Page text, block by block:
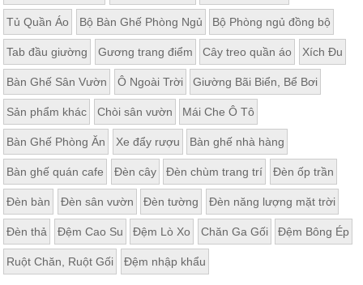
Tủ Quần Áo Bộ Bàn Ghế Phòng Ngủ Bộ Phòng ngủ đồng bộ
Tab đầu giường Gương trang điểm Cây treo quần áo Xích Đu
Bàn Ghế Sân Vườn Ô Ngoài Trời Giường Bãi Biển, Bể Bơi
Sản phẩm khác Chòi sân vườn Mái Che Ô Tô
Bàn Ghế Phòng Ăn Xe đẩy rượu Bàn ghế nhà hàng
Bàn ghế quán cafe Đèn cây Đèn chùm trang trí Đèn ốp trần
Đèn bàn Đèn sân vườn Đèn tường Đèn năng lượng mặt trời
Đèn thả Đệm Cao Su Đệm Lò Xo Chăn Ga Gối Đệm Bông Ép
Ruột Chăn, Ruột Gối Đệm nhập khẩu